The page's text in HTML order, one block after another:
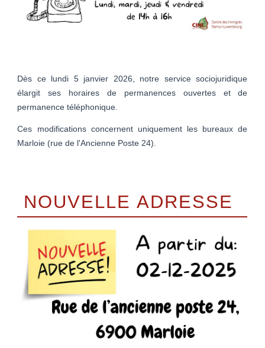
Dès ce lundi 5 janvier 2026, notre service sociojuridique
élargit ses horaires de permanences ouvertes et de
permanence téléphonique.
Ces modifications concernent uniquement les bureaux de
Marloie (rue de l'Ancienne Poste 24).
NOUVELLE ADRESSE